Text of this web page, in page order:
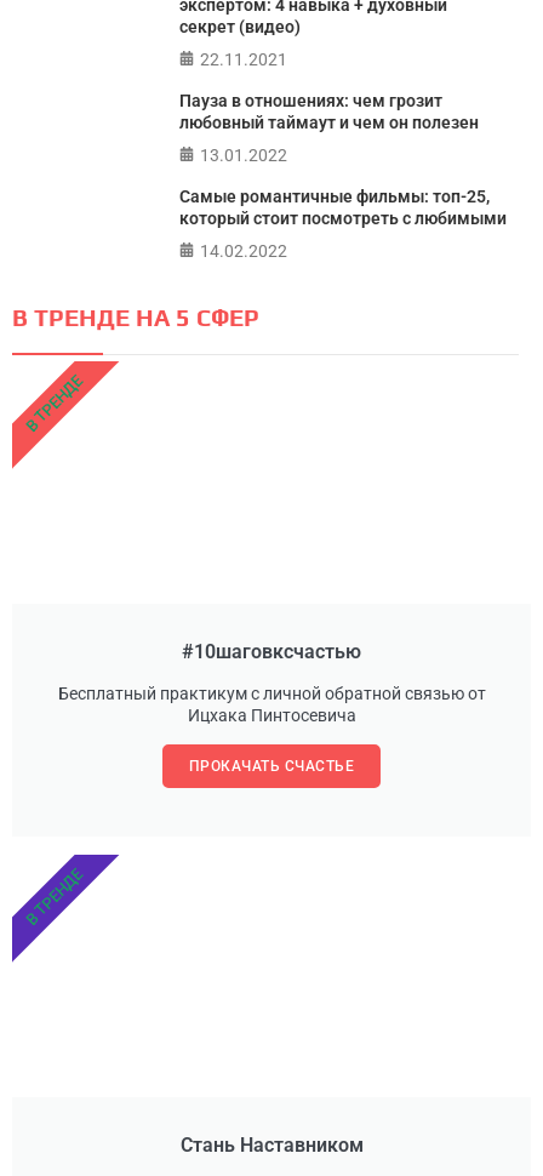
экспертом: 4 навыка + духовный
секрет (видео)
22.11.2021
Пауза в отношениях: чем грозит
любовный таймаут и чем он полезен
13.01.2022
Самые романтичные фильмы: топ-25,
который стоит посмотреть с любимыми
14.02.2022
В ТРЕНДЕ НА 5 СФЕР
#10шаговксчастью
Бесплатный практикум с личной обратной связью от
Ицхака Пинтосевича
ПРОКАЧАТЬ СЧАСТЬЕ
В ТРЕНДЕ
Стань Наставником
В ТРЕНДЕ